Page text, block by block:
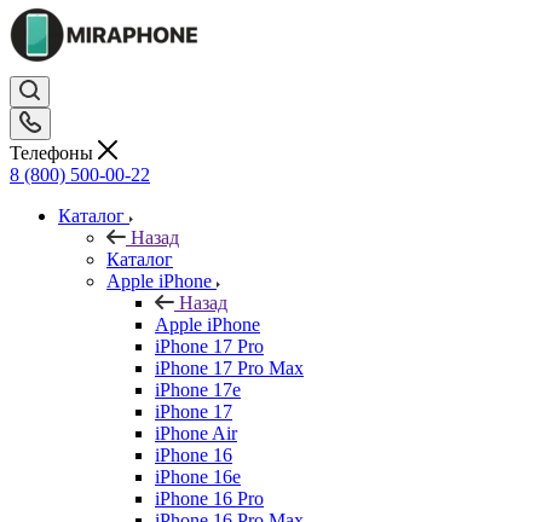
Телефоны
8 (800) 500-00-22
Каталог
Назад
Каталог
Apple iPhone
Назад
Apple iPhone
iPhone 17 Pro
iPhone 17 Pro Max
iPhone 17e
iPhone 17
iPhone Air
iPhone 16
iPhone 16e
iPhone 16 Pro